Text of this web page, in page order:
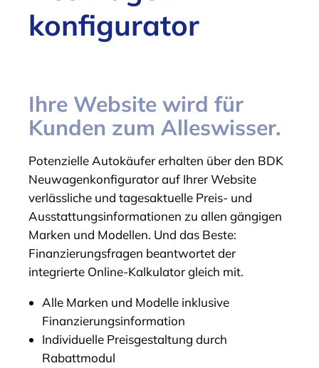
konfigurator
Ihre Website wird für
Kunden zum Alleswisser.
Potenzielle Autokäufer erhalten über den BDK
Neuwagenkonfigurator auf Ihrer Website
verlässliche und tagesaktuelle Preis- und
Ausstattungsinformationen zu allen gängigen
Marken und Modellen. Und das Beste:
Finanzierungsfragen beantwortet der
integrierte Online-Kalkulator gleich mit.
Alle Marken und Modelle inklusive
Finanzierungsinformation
Individuelle Preisgestaltung durch
Rabattmodul